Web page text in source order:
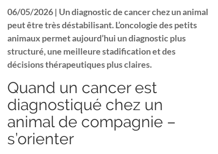
06/05/2026 | Un diagnostic de cancer chez un animal
peut être très déstabilisant. L’oncologie des petits
animaux permet aujourd’hui un diagnostic plus
structuré, une meilleure stadification et des
décisions thérapeutiques plus claires.
Quand un cancer est
diagnostiqué chez un
animal de compagnie –
s’orienter